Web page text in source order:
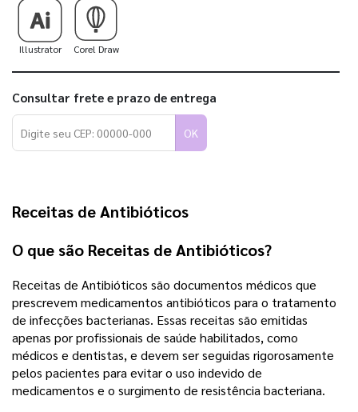
Illustrator Corel Draw
Consultar frete e prazo de entrega
OK
Receitas de Antibióticos
O que são Receitas de Antibióticos?
Receitas de Antibióticos são documentos médicos que
prescrevem medicamentos antibióticos para o tratamento
de infecções bacterianas. Essas receitas são emitidas
apenas por profissionais de saúde habilitados, como
médicos e dentistas, e devem ser seguidas rigorosamente
pelos pacientes para evitar o uso indevido de
medicamentos e o surgimento de resistência bacteriana.